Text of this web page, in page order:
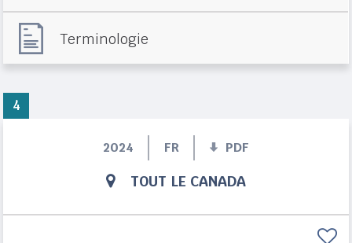
Terminologie
2024 FR PDF
TOUT LE CANADA
4